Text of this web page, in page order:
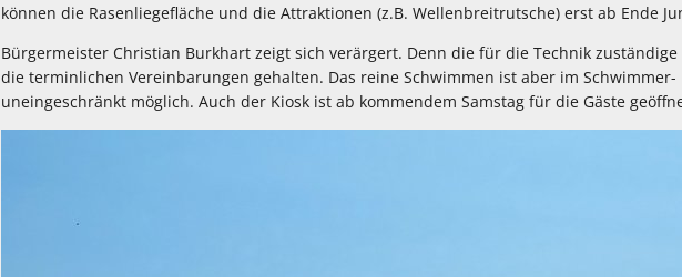
können die Rasenliegefläche und die Attraktionen (z.B. Wellenbreitrutsche) erst ab Ende
Bürgermeister Christian Burkhart zeigt sich verärgert. Denn die für die Technik
die terminlichen Vereinbarungen gehalten. Das reine Schwimmen ist aber im
uneingeschränkt möglich. Auch der Kiosk ist ab kommendem Samstag für die Gäste